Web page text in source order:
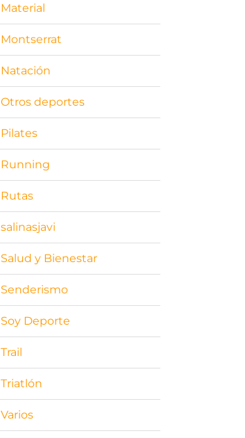
Material
Montserrat
Natación
Otros deportes
Pilates
Running
Rutas
salinasjavi
Salud y Bienestar
Senderismo
Soy Deporte
Trail
Triatlón
Varios